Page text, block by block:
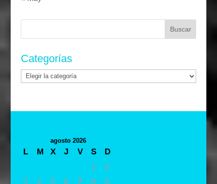
Categorías
Categorías
agosto 2026
L M X J V S
D
1
2
3
4 5 6 7 8 9